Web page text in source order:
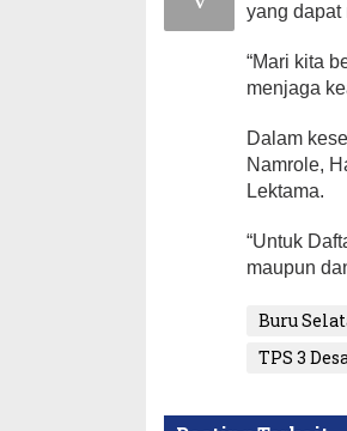
yang dapat
“Mari kita
menjaga
Dalam
Namrole,
Lektama.
“Untuk
maupun
Buru
TPS 3